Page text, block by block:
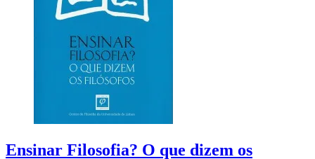
Ensinar Filosofia? O que dizem os